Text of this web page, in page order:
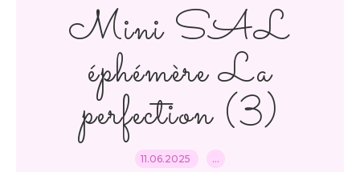
Mini SAL
éphémère La
perfection (3)
11.06.2025 …